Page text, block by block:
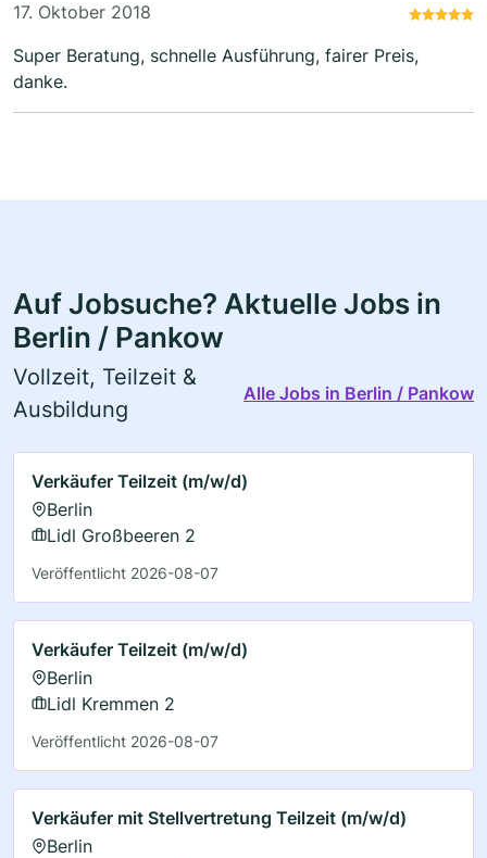
17. Oktober 2018
Super Beratung, schnelle Ausführung, fairer Preis,
danke.
Auf Jobsuche? Aktuelle Jobs in
Berlin / Pankow
Vollzeit, Teilzeit &
Ausbildung
Alle Jobs in Berlin / Pankow
Verkäufer Teilzeit (m/w/d)
Berlin
Lidl Großbeeren 2
Veröffentlicht 2026-08-07
Verkäufer Teilzeit (m/w/d)
Berlin
Lidl Kremmen 2
Veröffentlicht 2026-08-07
Verkäufer mit Stellvertretung Teilzeit (m/w/d)
Berlin